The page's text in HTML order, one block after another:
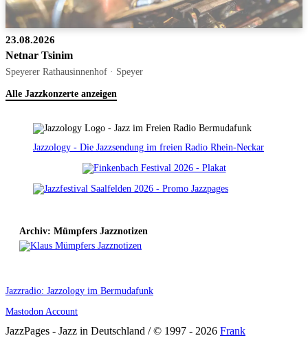
23.08.2026
Netnar Tsinim
Speyerer Rathausinnenhof · Speyer
Alle Jazzkonzerte anzeigen
Jazzology - Die Jazzsendung im freien Radio Rhein-Neckar
Archiv: Mümpfers Jazznotizen
Jazzradio: Jazzology im Bermudafunk
Mastodon Account
JazzPages - Jazz in Deutschland / © 1997 - 2026 Frank